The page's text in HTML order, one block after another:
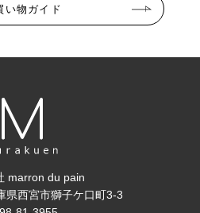
い物ガイド
marron du pain
県西宮市獅子ケ口町3-3